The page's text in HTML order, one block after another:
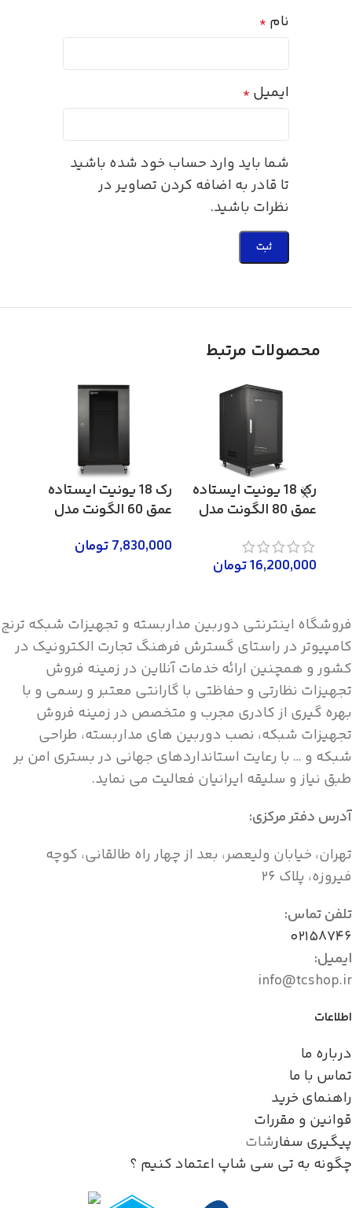
نام *
ایمیل *
شما باید وارد حساب خود شده باشید
تا قادر به اضافه کردن تصاویر در
نظرات باشید.
محصولات مرتبط
رک 18 یونیت ایستاده
عمق 80 الگونت مدل
16,200,000تومان
رک 18 یونیت ایستاده
عمق 60 الگونت مدل
7,830,000تومان
فروشگاه اینترنتی دوربین مداربسته و تجهیزات شبکه ترنج
کامپیوتر در راستای گسترش فرهنگ تجارت الکترونیک در
کشور و همچنین ارائه خدمات آنلاین در زمینه فروش
تجهیزات نظارتی و حفاظتی با گارانتی معتبر و رسمی و با
بهره گیری از کادری مجرب و متخصص در زمینه فروش
تجهیزات شبکه، نصب دوربین های مداربسته، طراحی
شبکه و … با رعایت استانداردهای جهانی در بستری امن بر
طبق نیاز و سلیقه ایرانیان فعالیت می نماید.
آدرس دفتر مرکزی:
تهران، خیابان ولیعصر، بعد از چهار راه طالقانی، کوچه
فیروزه، پلاک ۲۶
تلفن تماس:
۰۲۱۵۸۷۴۶
ایمیل:
info@tcshop.ir
اطلاعات
درباره ما
تماس با ما
راهنمای خرید
قوانین و مقررات
پیگیری سفارشات
چگونه به تی سی شاپ اعتماد کنیم ؟